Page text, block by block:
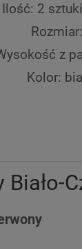
Ilość: 2
z
Kolor: